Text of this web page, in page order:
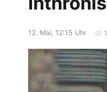
12. Mai, 12:15 Uhr